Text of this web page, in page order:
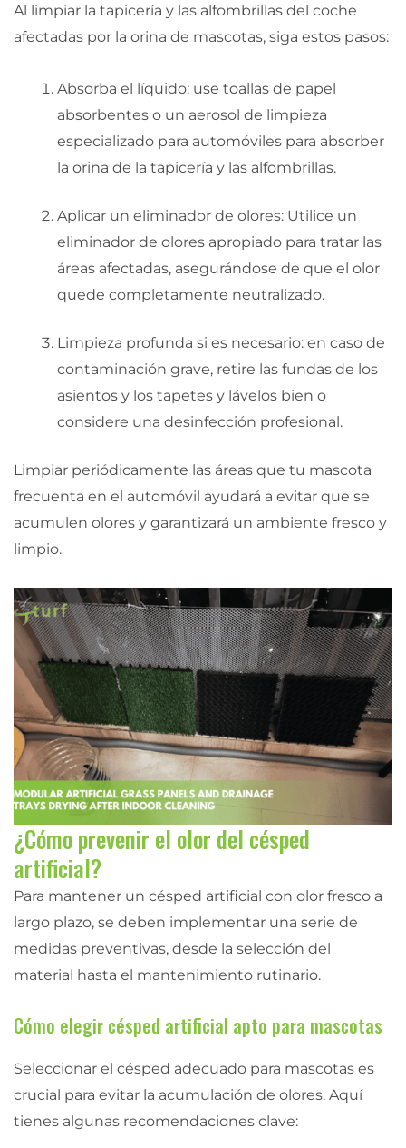
Al limpiar la tapicería y las alfombrillas del coche
afectadas por la orina de mascotas, siga estos pasos:
Absorba el líquido: use toallas de papel
absorbentes o un aerosol de limpieza
especializado para automóviles para absorber
la orina de la tapicería y las alfombrillas.
Aplicar un eliminador de olores: Utilice un
eliminador de olores apropiado para tratar las
áreas afectadas, asegurándose de que el olor
quede completamente neutralizado.
Limpieza profunda si es necesario: en caso de
contaminación grave, retire las fundas de los
asientos y los tapetes y lávelos bien o
considere una desinfección profesional.
Limpiar periódicamente las áreas que tu mascota
frecuenta en el automóvil ayudará a evitar que se
acumulen olores y garantizará un ambiente fresco y
limpio.
¿Cómo prevenir el olor del césped
artificial?
Para mantener un césped artificial con olor fresco a
largo plazo, se deben implementar una serie de
medidas preventivas, desde la selección del
material hasta el mantenimiento rutinario.
Cómo elegir césped artificial apto para mascotas
Seleccionar el césped adecuado para mascotas es
crucial para evitar la acumulación de olores. Aquí
tienes algunas recomendaciones clave: